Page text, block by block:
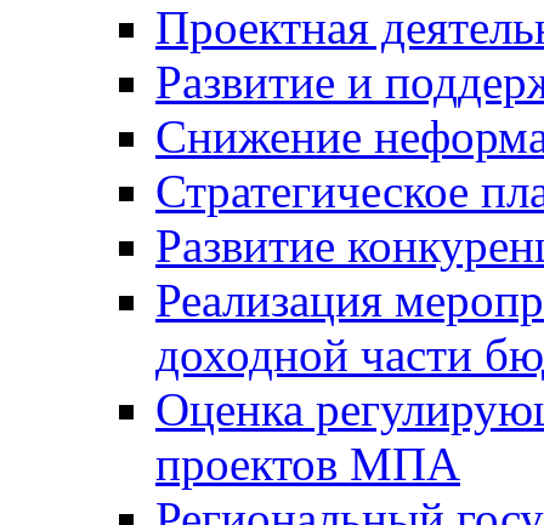
Проектная
Развитие и
Снижение
Стратегическое
Развитие
Реализация
доходной части
Оценка
проектов МПА